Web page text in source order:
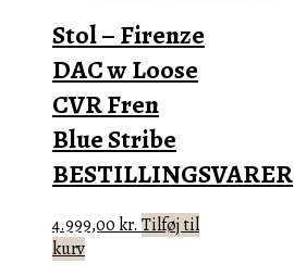
Stol – Firenze
DAC w Loose
CVR Fren
Blue Stribe
BESTILLINGSVARER
4.999,00kr. Tilføj til
kurv